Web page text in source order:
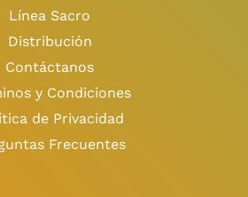
Línea Sacro
Distribución
Contáctanos
y Condiciones
de Privacidad
Frecuentes